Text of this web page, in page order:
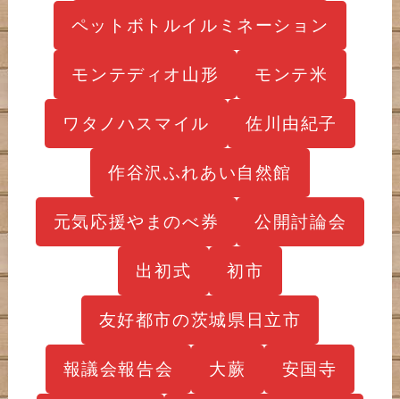
ペットボトルイルミネーション
モンテディオ山形 モンテ米
ワタノハスマイル 佐川由紀子
作谷沢ふれあい自然館
元気応援やまのべ券 公開討論会
出初式 初市
友好都市の茨城県日立市
報議会報告会 大蕨 安国寺